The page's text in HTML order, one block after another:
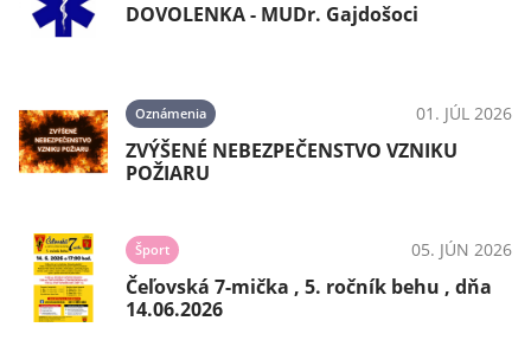
DOVOLENKA - MUDr. Gajdošoci
Oznámenia 01. JÚL 2026
ZVÝŠENÉ NEBEZPEČENSTVO VZNIKU
POŽIARU
Šport 05. JÚN 2026
Čeľovská 7-mička , 5. ročník behu , dňa
14.06.2026